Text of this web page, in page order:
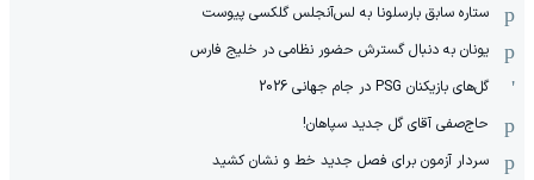
ستاره سابق بارسلونا به لس‌آنجلس گلکسی پیوست
یونان به دنبال گسترش حضور نظامی در خلیج فارس
گل‌های بازیکنان PSG در جام جهانی 2026
حاج‌صفی آقای گل جدید سپاهان!
سردار آزمون برای فصل جدید خط و نشان کشید